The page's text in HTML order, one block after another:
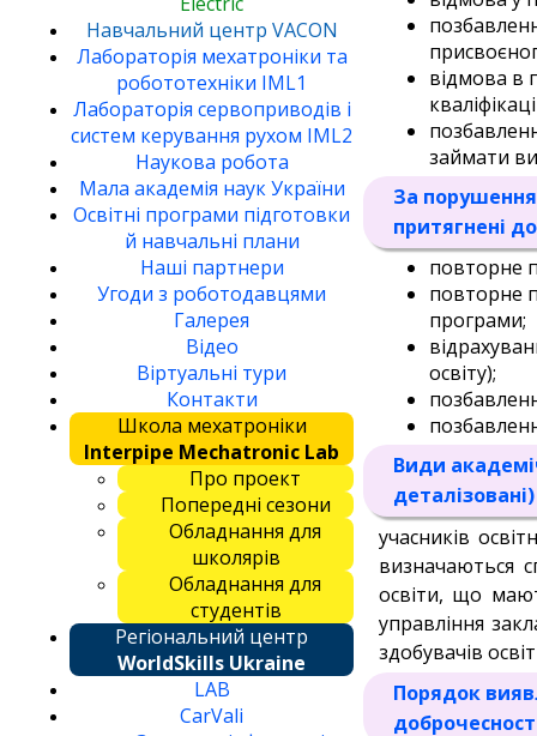
Навчальний центр VACON
Лабораторія мехатроніки та
робототехніки IML1
Лабораторія сервоприводів і
систем керування рухом IML2
Наукова робота
Мала академія наук України
Освітні програми підготовки
й навчальні плани
Наші партнери
Угоди з роботодавцями
Галерея
Відео
Віртуальні тури
Контакти
Школа мехатроніки
Interpipe Mechatronic Lab
Про проект
Попередні сезони
Обладнання для
школярів
Обладнання для
студентів
Регіональний центр
WorldSkills Ukraine
LAB
CarVali
відмова в
займати
За порушення
притягнені
повторне
повторне
програми;
освіту);
Види
деталізовані)
учасників
визначаються
освіти, що
управління
здобувачів
Порядок